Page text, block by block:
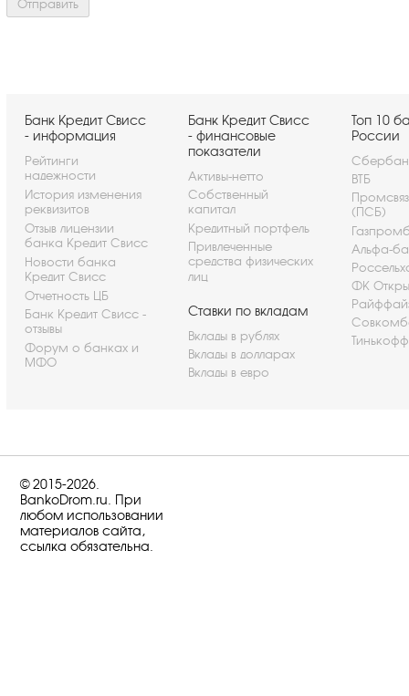
Банк Кредит Свисс
- информация
Рейтинги
надежности
История изменения
реквизитов
Отзыв лицензии
банка Кредит Свисс
Новости банка
Кредит Свисс
Отчетность ЦБ
Банк Кредит Свисс -
отзывы
Форум о банках и
МФО
Банк Кредит Свисс
- финансовые
показатели
Активы-нетто
Собственный
капитал
Кредитный портфель
Привлеченные
средства физических
лиц
Ставки по вкладам
Вклады в рублях
Вклады в долларах
Вклады в евро
Топ 10
России
ВТБ
(ПСБ)
Альфа-
ФК
© 2015-2026.
BankoDrom.ru. При
любом использовании
материалов сайта,
ссылка обязательна.